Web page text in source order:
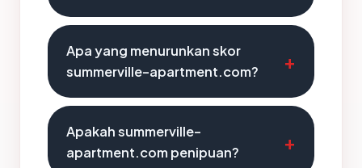
Apa yang menurunkan skor
summerville-apartment.com?
Apakah summerville-
apartment.com penipuan?